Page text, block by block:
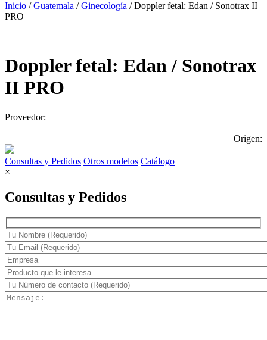
Inicio /Guatemala /Ginecología /Doppler fetal: Edan / Sonotrax II
PRO
Doppler fetal: Edan / Sonotrax
II PRO
Proveedor:
Origen:
Consultas y Pedidos Otros modelos Catálogo
×
Consultas y Pedidos